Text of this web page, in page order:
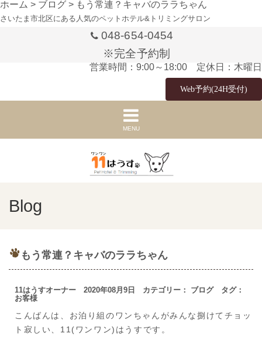
ホーム > ブログ > もう常連？キャバのララちゃん
さいたま市北区にある人気のペットホテル&トリミングサロン
048-654-0454
※完全予約制
営業時間：9:00～18:00 定休日：木曜日
Web予約(24H受付)
MENU
Blog
もう常連？キャバのララちゃん
11はうすオーナー 2020年08月9日 カテゴリー： ブログタグ：
お客様
こんばんは、お泊り組のワンちゃんがみんな捌けてチョッ
ト寂しい、11(ワンワン)はうすです。